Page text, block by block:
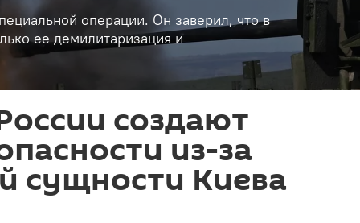
операции. Он заверил, что в
ее демилитаризация и
создают
из-за
сущности Киева